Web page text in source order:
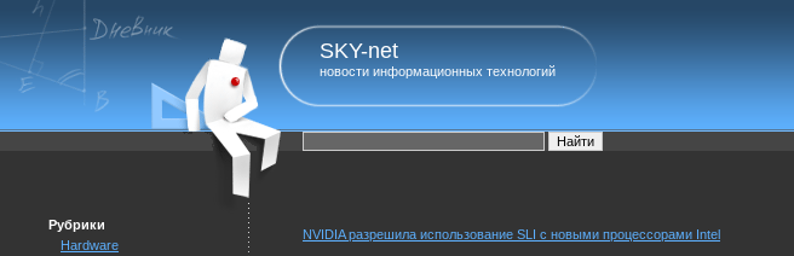
SKY-net
новости информационных технологий
Рубрики
Hardware
NVIDIA разрешила использование SLI с новыми процессорами Intel